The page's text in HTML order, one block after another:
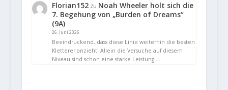
Florian152zu Noah Wheeler holt sich die
7. Begehung von „Burden of Dreams“
(9A)
26. Juni 2026
Beeindruckend, dass diese Linie weiterhin die besten
Kletterer anzieht. Allein die Versuche auf diesem
Niveau sind schon eine starke Leistung.…